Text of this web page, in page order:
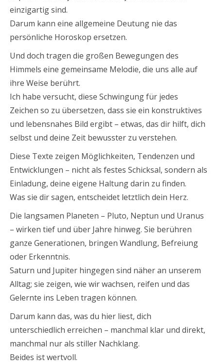
einzigartig sind.
Darum kann eine allgemeine Deutung nie das
persönliche Horoskop ersetzen.
Und doch tragen die großen Bewegungen des
Himmels eine gemeinsame Melodie, die uns alle auf
ihre Weise berührt.
Ich habe versucht, diese Schwingung für jedes
Zeichen so zu übersetzen, dass sie ein konstruktives
und lebensnahes Bild ergibt – etwas, das dir hilft, dich
selbst und deine Zeit bewusster zu verstehen.
Diese Texte zeigen Möglichkeiten, Tendenzen und
Entwicklungen – nicht als festes Schicksal, sondern als
Einladung, deine eigene Haltung darin zu finden.
Was sie dir sagen, entscheidet letztlich dein Herz.
Die langsamen Planeten – Pluto, Neptun und Uranus
– wirken tief und über Jahre hinweg. Sie berühren
ganze Generationen, bringen Wandlung, Befreiung
oder Erkenntnis.
Saturn und Jupiter hingegen sind näher an unserem
Alltag; sie zeigen, wie wir wachsen, reifen und das
Gelernte ins Leben tragen können.
Darum kann das, was du hier liest, dich
unterschiedlich erreichen – manchmal klar und direkt,
manchmal nur als stiller Nachklang.
Beides ist wertvoll.